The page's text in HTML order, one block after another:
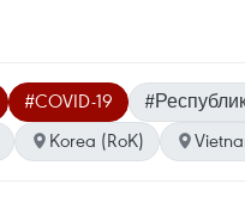
#COVID-19
Korea (RoK)